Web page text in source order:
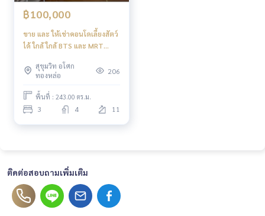
฿100,000
ขาย และ ให้เช่าคอนโดเลี้ยงสัตว์
ได้ ใกล้ ใกล้ BTS และ MRT
สุขุมวิท อโศก
ทองหล่อ
206
พื้นที่ : 243.00 ตร.ม.
3 4 11
ติดต่อสอบถามเพิ่มเติม